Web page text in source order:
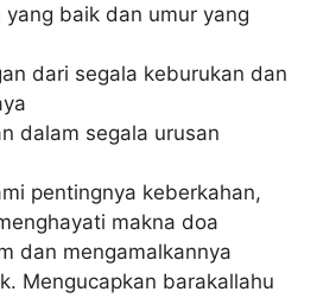
yang baik dan umur yang
dari segala keburukan dan
dalam segala urusan
pentingnya keberkahan,
makna doa
dan mengamalkannya
Mengucapkan barakallahu